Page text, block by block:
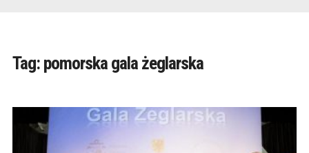
Tag: pomorska gala żeglarska